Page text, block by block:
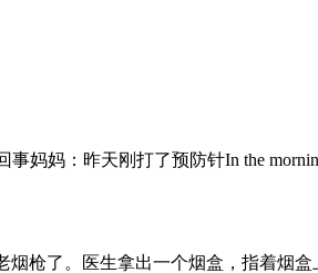
妈：昨天刚打了预防针In the morning,
枪了。医生拿出一个烟盒，指着烟